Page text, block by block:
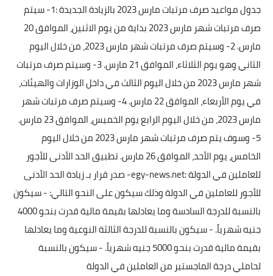
جدول مواعيد صرف مرتبات مارس 2023 بالزيادة الجديدة :1- سيتم
صرف مرتبات شهر مارس 2023 بداية من يوم الاثنين، الموافق 20
مارس. 2- وسيتم صرف مرتبات شهر مارس 2023، من خلال اليوم
الثاني وهو يوم الثلاثاء، الموافق 21 مارس. 3- وسيتم صرف مرتبات
شهر مارس 2023 من خلال اليوم الثالث في داخل الوزارات والهيئات،
في يوم الأربعاء، الموافق 22 مارس. 4- وسيتم صرف مرتبات شهر
مارس 2023، من خلال اليوم الرابع يوم الخميس، الموافق 23 مارس.
5- وسوف يتم صرف مرتبات شهر مارس 2023 من خلال اليوم
الخامس، يوم الأحد، الموافق 26 مارس. تطبيق الحد الأدنى للأجور
للعاملين في الدولة :egy-news.net- صدر قرار بـ زيادة الحد الأدنى
للأجور للعاملين في الدولة وذلك سيكون على النحو التالي: - سيكون
بالنسبة للدرجة السادسة وما يعادلها بقيمة مالية قدرت بنحو 4000
جنيه شهرياً. - سيكون بالنسبة للدرجة الثالثة النوعية وما يعادلها
بقيمة مالية قدرت بنحو 5000 جنيه شهرياً. - سيكون بالنسبة
لحاملي درجة الماجستير من العاملين في الدولة